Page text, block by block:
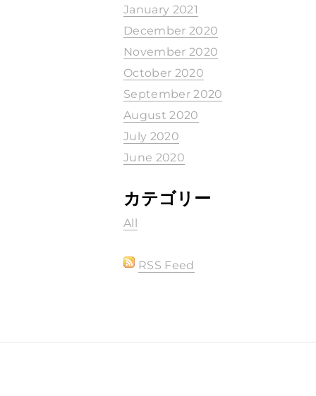
January 2021
December 2020
November 2020
October 2020
September 2020
August 2020
July 2020
June 2020
カテゴリー
All
RSS Feed